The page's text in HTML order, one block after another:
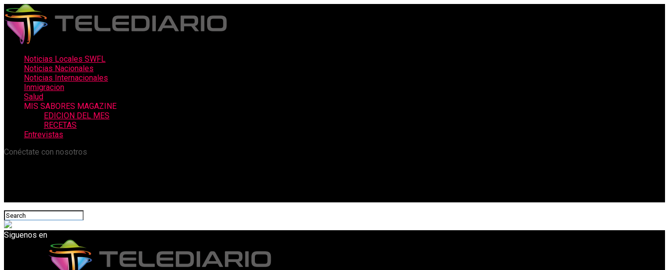
Noticias Locales SWFL
Noticias Nacionales
Noticias Internacionales
Inmigracion
Salud
MIS SABORES MAGAZINE
EDICION DEL MES
RECETAS
Entrevistas
Conéctate con nosotros
Siguenos en